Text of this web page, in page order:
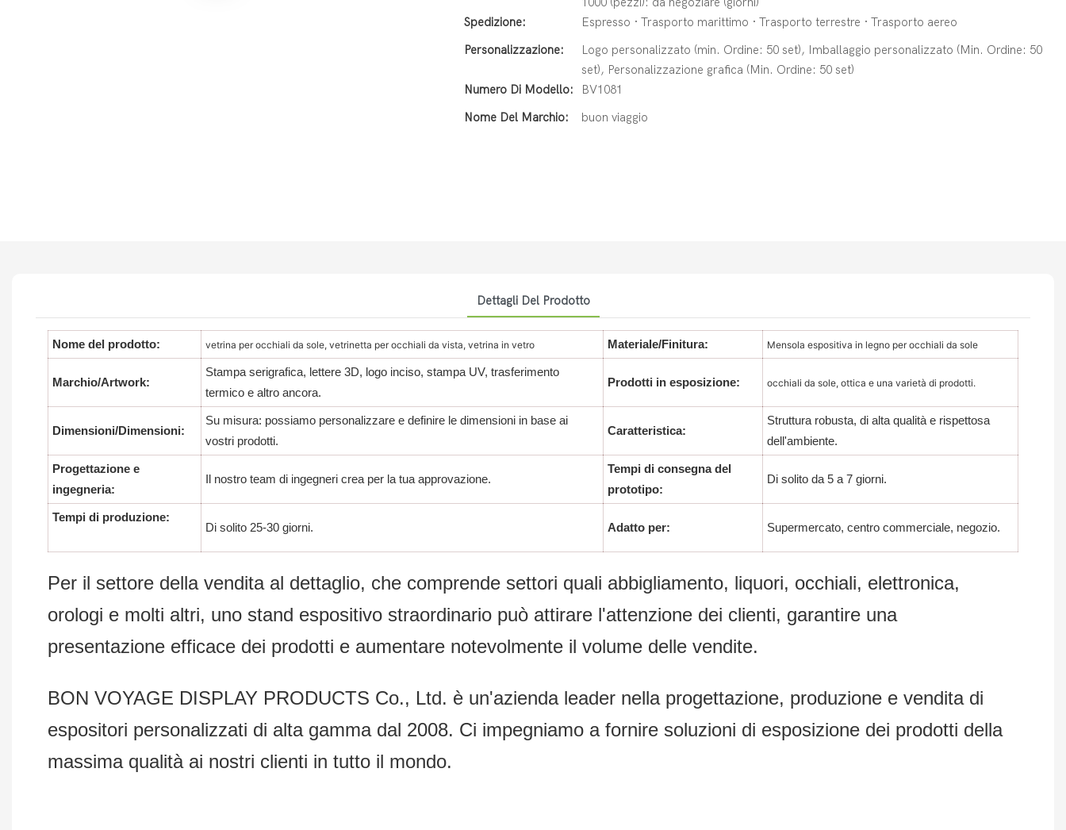
Spedizione:
Espresso · Trasporto marittimo · Trasporto terrestre · Trasporto aereo
Personalizzazione:
Logo personalizzato (min. Ordine: 50 set), Imballaggio personalizzato (Min. Ordine: 50
set), Personalizzazione grafica (Min. Ordine: 50 set)
Numero Di Modello:
BV1081
Nome Del Marchio:
buon viaggio
Dettagli Del Prodotto
Nome del prodotto: vetrina per occhiali da sole, vetrinetta per occhiali da vista, vetrina in vetro Materiale/Finitura: Mensola espositiva in legno per occhiali da sole
Marchio/Artwork:
Stampa serigrafica, lettere 3D, logo inciso, stampa UV, trasferimento
termico e altro ancora.
Prodotti in esposizione: occhiali da sole, ottica e una varietà di prodotti.
Dimensioni/Dimensioni:
Su misura: possiamo personalizzare e definire le dimensioni in base ai
vostri prodotti.
Caratteristica:
Struttura robusta, di alta qualità e rispettosa
dell'ambiente.
Progettazione e
ingegneria:
Il nostro team di ingegneri crea per la tua approvazione.
Tempi di consegna del
prototipo:
Di solito da 5 a 7 giorni.
Tempi di produzione:
Di solito 25-30 giorni. Adatto per: Supermercato, centro commerciale, negozio.
Per il settore della vendita al dettaglio, che comprende settori quali abbigliamento, liquori, occhiali, elettronica,
orologi e molti altri, uno stand espositivo straordinario può attirare l'attenzione dei clienti, garantire una
presentazione efficace dei prodotti e aumentare notevolmente il volume delle vendite.
BON VOYAGE DISPLAY PRODUCTS Co., Ltd. è un'azienda leader nella progettazione, produzione e vendita di
espositori personalizzati di alta gamma dal 2008. Ci impegniamo a fornire soluzioni di esposizione dei prodotti della
massima qualità ai nostri clienti in tutto il mondo.